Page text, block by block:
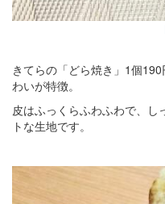
きてらの「どら焼き」1個
わいが特徴。
皮はふっくらふわふわで、し
トな生地です。